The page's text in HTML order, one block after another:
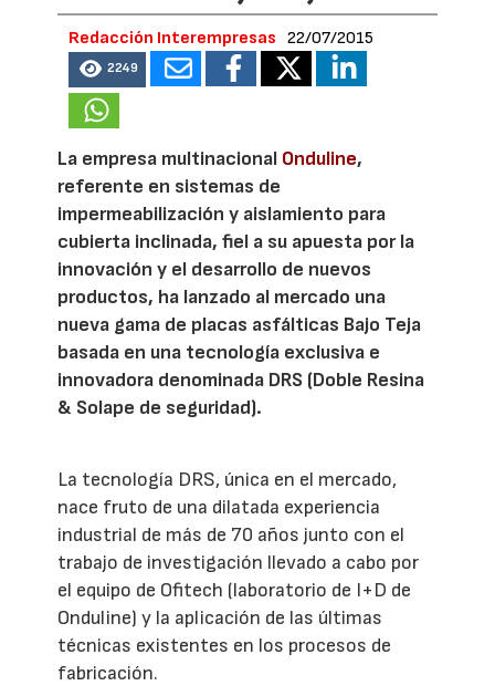
Redacción Interempresas 22/07/2015
2249
La empresa multinacional Onduline,
referente en sistemas de
impermeabilización y aislamiento para
cubierta inclinada, fiel a su apuesta por la
innovación y el desarrollo de nuevos
productos, ha lanzado al mercado una
nueva gama de placas asfálticas Bajo Teja
basada en una tecnología exclusiva e
innovadora denominada DRS (Doble Resina
& Solape de seguridad).
La tecnología DRS, única en el mercado,
nace fruto de una dilatada experiencia
industrial de más de 70 años junto con el
trabajo de investigación llevado a cabo por
el equipo de Ofitech (laboratorio de I+D de
Onduline) y la aplicación de las últimas
técnicas existentes en los procesos de
fabricación.